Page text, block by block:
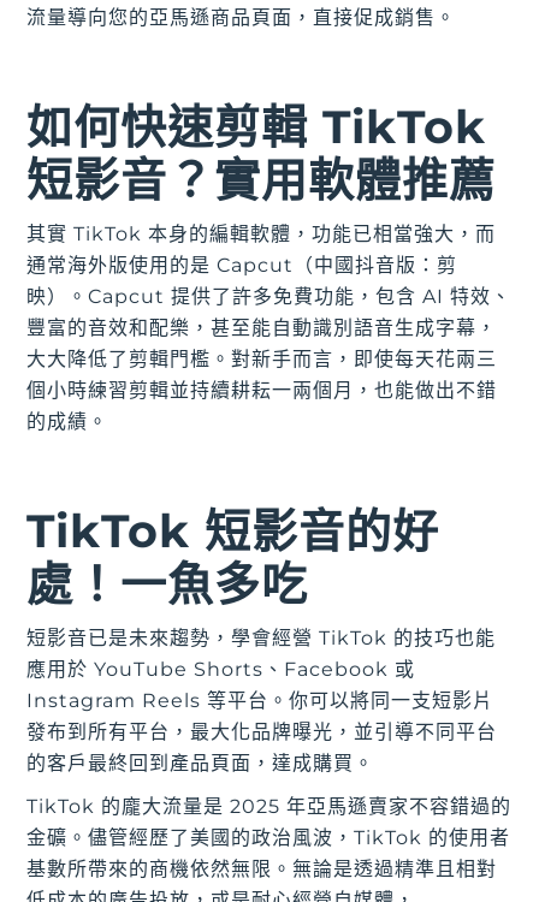
流量導向您的亞馬遜商品頁面，直接促成銷售。
如何快速剪輯 TikTok
短影音？實用軟體推薦
其實 TikTok 本身的編輯軟體，功能已相當強大，而
通常海外版使用的是 Capcut（中國抖音版：剪
映）。Capcut 提供了許多免費功能，包含 AI 特效、
豐富的音效和配樂，甚至能自動識別語音生成字幕，
大大降低了剪輯門檻。對新手而言，即使每天花兩三
個小時練習剪輯並持續耕耘一兩個月，也能做出不錯
的成績。
TikTok 短影音的好
處！一魚多吃
短影音已是未來趨勢，學會經營 TikTok 的技巧也能
應用於 YouTube Shorts、Facebook 或
Instagram Reels 等平台。你可以將同一支短影片
發布到所有平台，最大化品牌曝光，並引導不同平台
的客戶最終回到產品頁面，達成購買。
TikTok 的龐大流量是 2025 年亞馬遜賣家不容錯過的
金礦。儘管經歷了美國的政治風波，TikTok 的使用者
基數所帶來的商機依然無限。無論是透過精準且相對